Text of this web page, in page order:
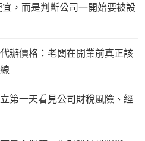
，而是判斷公司一開始要被設
辦價格：老闆在開業前真正該
第一天看見公司財稅風險、經